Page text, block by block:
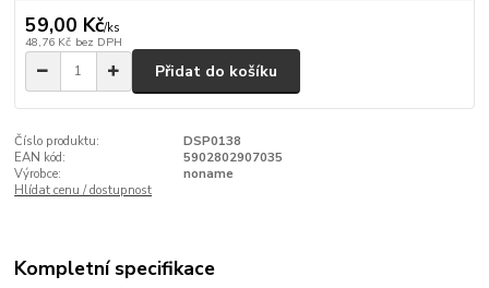
59,00 Kč/ks
48,76 Kč bez DPH
Přidat do košíku
Číslo produktu:
DSP0138
EAN kód:
5902802907035
Výrobce:
noname
Hlídat cenu / dostupnost
Kompletní specifikace